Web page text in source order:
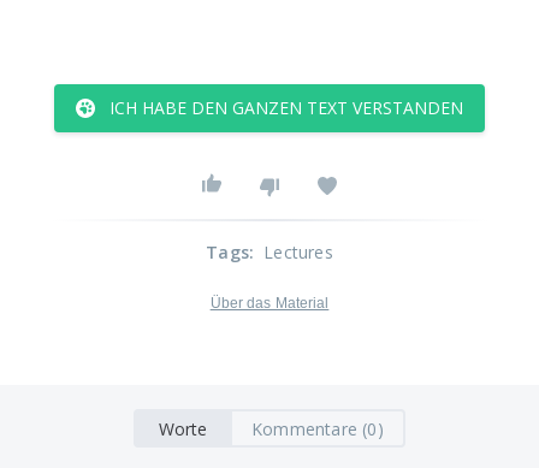
ICH HABE DEN GANZEN TEXT VERSTANDEN
Tags: Lectures
Über das Material
Worte Kommentare (0)